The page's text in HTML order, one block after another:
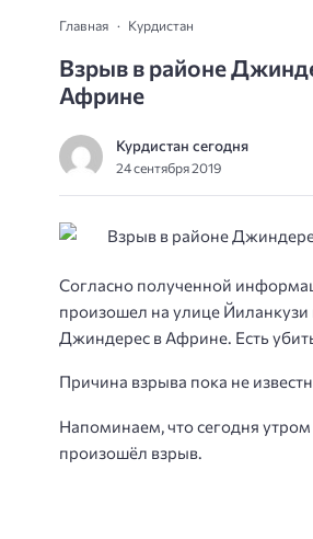
Главная Курдистан
Взрыв в районе
Африне
Курдистан сегодня
24 сентября 2019
Согласно полученной
произошел на улице Йиланкузи
Джиндерес в Африне. Есть
Причина взрыва пока не
Напоминаем, что сегодня утром
произошёл взрыв.